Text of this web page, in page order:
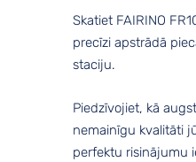
Skatiet FAIRINO
precīzi apstrādā
staciju.
Piedzīvojiet, kā
nemainīgu kvalitāti
perfektu risinājumu